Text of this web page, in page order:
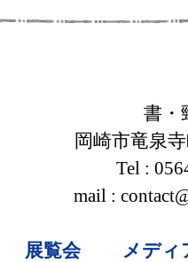
書・
岡崎市竜泉
Tel :
mail :
展覧会
メディ